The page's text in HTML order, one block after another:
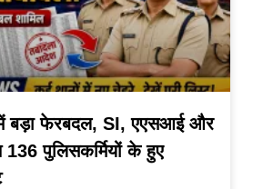
में बड़ा फेरबदल, SI, एएसआई और
पुलिसकर्मियों के हुए